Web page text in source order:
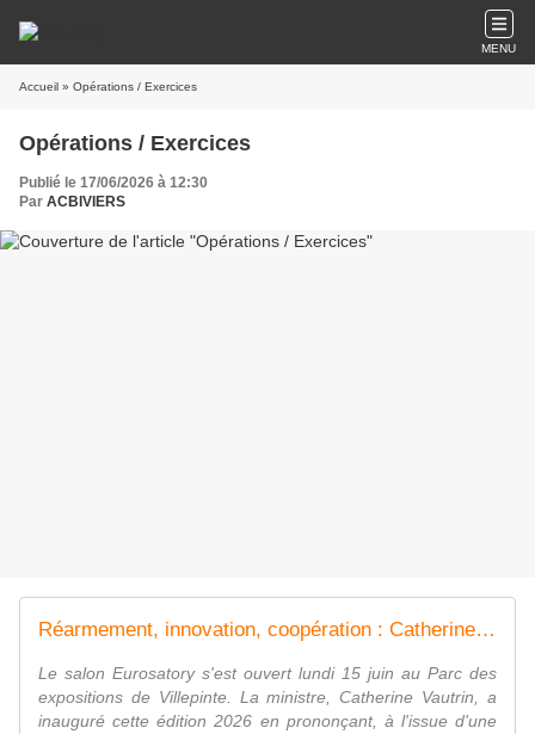
MENU
Accueil » Opérations / Exercices
Opérations / Exercices
Publié le 17/06/2026 à 12:30
Par ACBIVIERS
Réarmement, innovation, coopération : Catherine Vautrin inaugure Eurosatory 2026
Le salon Eurosatory s'est ouvert lundi 15 juin au Parc des
expositions de Villepinte. La ministre, Catherine Vautrin, a
inauguré cette édition 2026 en prononçant, à l'issue d'une